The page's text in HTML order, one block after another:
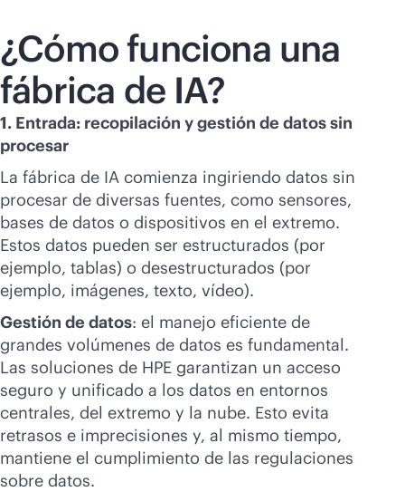
¿Cómo funciona una
fábrica de IA?
1. Entrada: recopilación y gestión de datos sin
procesar
La fábrica de IA comienza ingiriendo datos sin
procesar de diversas fuentes, como sensores,
bases de datos o dispositivos en el extremo.
Estos datos pueden ser estructurados (por
ejemplo, tablas) o desestructurados (por
ejemplo, imágenes, texto, vídeo).
Gestión de datos: el manejo eficiente de
grandes volúmenes de datos es fundamental.
Las soluciones de HPE garantizan un acceso
seguro y unificado a los datos en entornos
centrales, del extremo y la nube. Esto evita
retrasos e imprecisiones y, al mismo tiempo,
mantiene el cumplimiento de las regulaciones
sobre datos.